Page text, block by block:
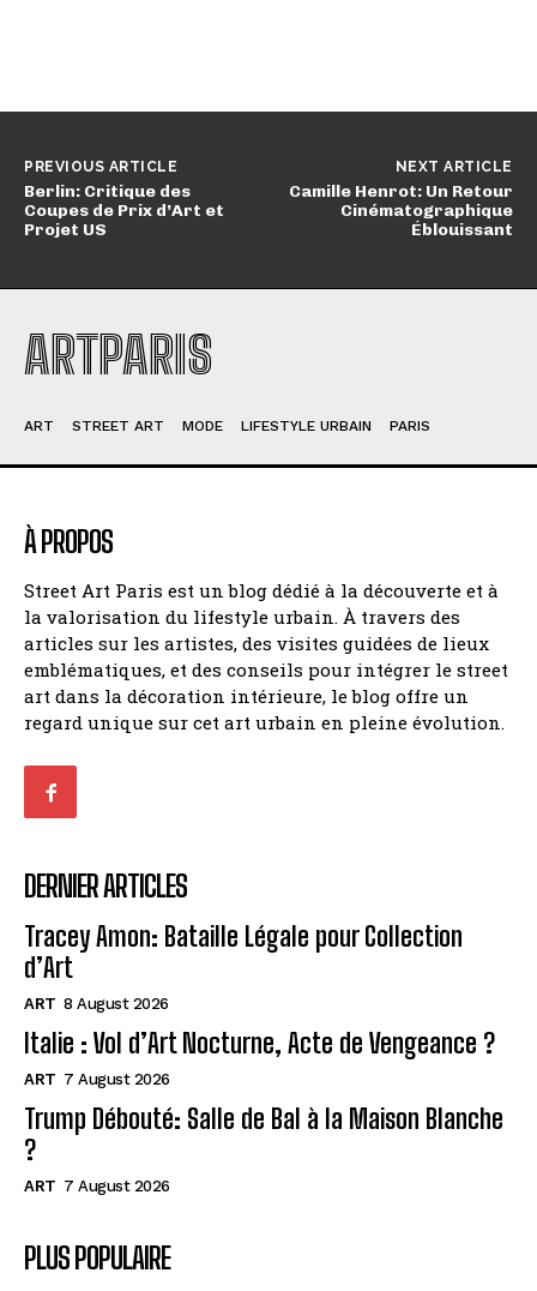
PREVIOUS ARTICLE
Berlin: Critique des
Coupes de Prix d’Art et
Projet US
NEXT ARTICLE
Camille Henrot: Un Retour
Cinématographique
Éblouissant
ARTPARIS
ART STREET ART MODE LIFESTYLE URBAIN PARIS
À PROPOS
Street Art Paris est un blog dédié à la découverte et à
la valorisation du lifestyle urbain. À travers des
articles sur les artistes, des visites guidées de lieux
emblématiques, et des conseils pour intégrer le street
art dans la décoration intérieure, le blog offre un
regard unique sur cet art urbain en pleine évolution.
DERNIER ARTICLES
Tracey Amon: Bataille Légale pour Collection
d’Art
ART 8 August 2026
Italie : Vol d’Art Nocturne, Acte de Vengeance ?
ART 7 August 2026
Trump Débouté: Salle de Bal à la Maison Blanche
?
ART 7 August 2026
PLUS POPULAIRE